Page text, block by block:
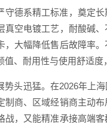
守德系精工标准，奠定
真空电镀工艺，耐酸碱
，大幅降低售后故障率
、耐用性与使用舒适度
势头迅猛。在2026年上
制商、区域经销商主动
战，又能精准承接高端